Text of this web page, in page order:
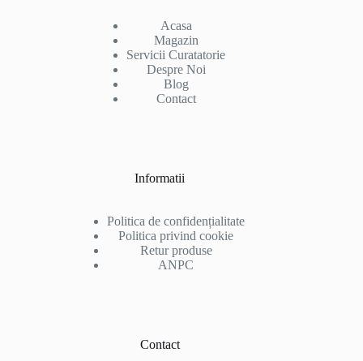
Acasa
Magazin
Servicii Curatatorie
Despre Noi
Blog
Contact
Informatii
Politica de confidențialitate
Politica privind cookie
Retur produse
ANPC
Contact